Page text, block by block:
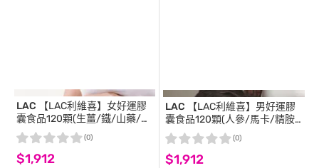
LAC 【LAC利維喜】女好運膠
囊食品120顆(生薑/鐵/山藥/聖
潔莓/備孕/奶素)
$1,912
(0)
LAC 【LAC利維喜】男好運膠
囊食品120顆(人參/馬卡/精胺
酸/備孕/奶素)
$1,912
(0)